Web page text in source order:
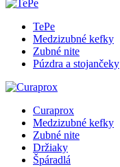
TePe
Medzizubné kefky
Zubné nite
Púzdra a stojančeky
Curaprox
Medzizubné kefky
Zubné nite
Držiaky
Špáradlá